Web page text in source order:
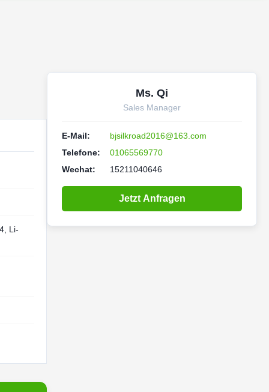
Li-
Ms. Qi
Sales Manager
E-Mail:
bjsilkroad2016@163.com
Telefone:
01065569770
Wechat:
15211040646
Jetzt Anfragen